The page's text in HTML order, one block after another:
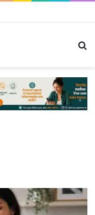
mais frequência